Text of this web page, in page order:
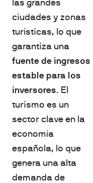
las grandes
ciudades y zonas
turísticas, lo que
garantiza una
fuente de ingresos
estable para los
inversores. El
turismo es un
sector clave en la
economía
española, lo que
genera una alta
demanda de